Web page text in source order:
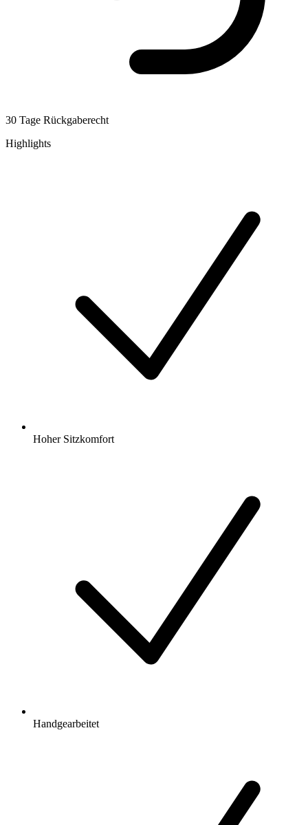
30 Tage Rückgaberecht
Highlights
Hoher Sitzkomfort
Handgearbeitet